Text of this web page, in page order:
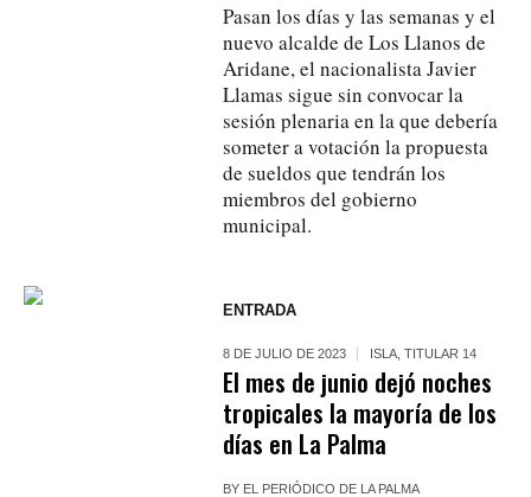
Pasan los días y las semanas y el
nuevo alcalde de Los Llanos de
Aridane, el nacionalista Javier
Llamas sigue sin convocar la
sesión plenaria en la que debería
someter a votación la propuesta
de sueldos que tendrán los
miembros del gobierno
municipal.
ENTRADA
8 DE JULIO DE 2023 ISLA ,TITULAR 14
El mes de junio dejó noches
tropicales la mayoría de los
días en La Palma
BY EL PERIÓDICO DE LA PALMA